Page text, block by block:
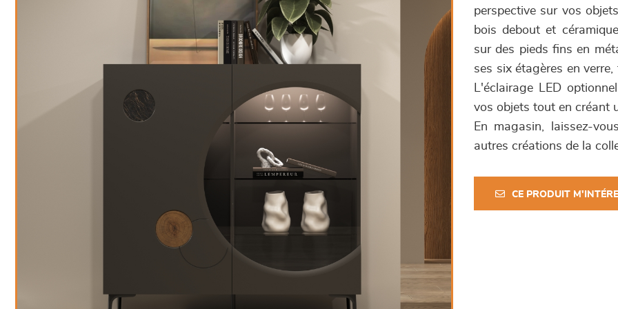
perspective sur vos
bois debout et
sur des pieds fins en
ses six étagères en
L'éclairage LED
vos objets tout en créant
En magasin, laissez-
autres créations de la
CE PRODUIT